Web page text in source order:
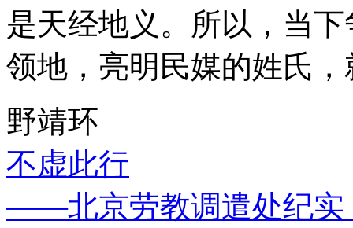
是天经地义。所以，当
领地，亮明民媒的姓氏
野靖环
不虚此行
——北京劳教调遣处纪实